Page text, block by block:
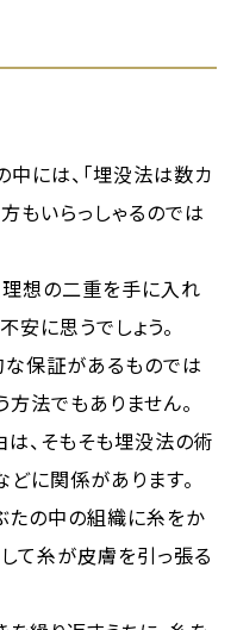
には、「埋没法は数カ
もいらっしゃるのでは
理想の二重を手に入れ
に思うでしょう。
な保証があるものでは
方法でもありません。
、そもそも埋没法の術
に関係があります。
たの中の組織に糸をか
て糸が皮膚を引っ張る